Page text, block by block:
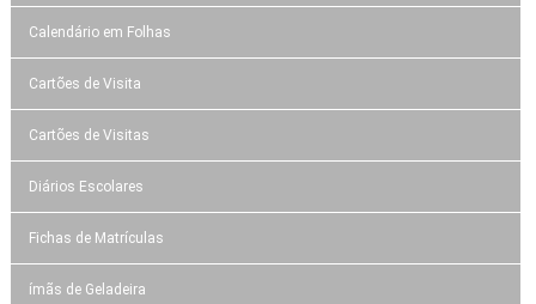
Calendário em Folhas
Cartões de Visita
Cartões de Visitas
Diários Escolares
Fichas de Matrículas
ímãs de Geladeira